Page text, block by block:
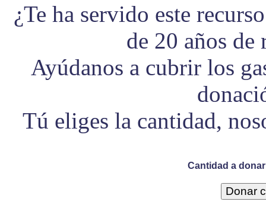
¿Te ha servido este
de 20 años
Ayúdanos a cubrir los
Tú eliges la cantidad,
Cantidad a